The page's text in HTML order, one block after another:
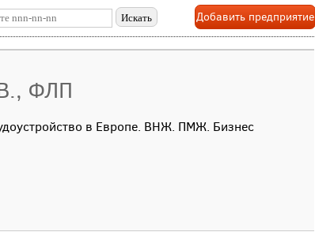
Добавить предприятие
ФЛП
в Европе. ВНЖ. ПМЖ. Бизнес